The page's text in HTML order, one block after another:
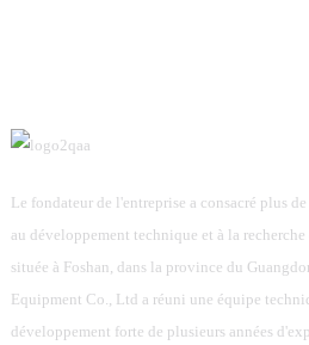
Le fondateur de l'entreprise a consacré plus
au développement technique et à la
située à Foshan, dans la province du
Equipment Co., Ltd a réuni une équipe
développement forte de plusieurs années